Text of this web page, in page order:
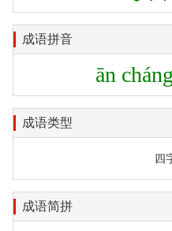
成语拼音
ān
成语类型
四
成语简拼